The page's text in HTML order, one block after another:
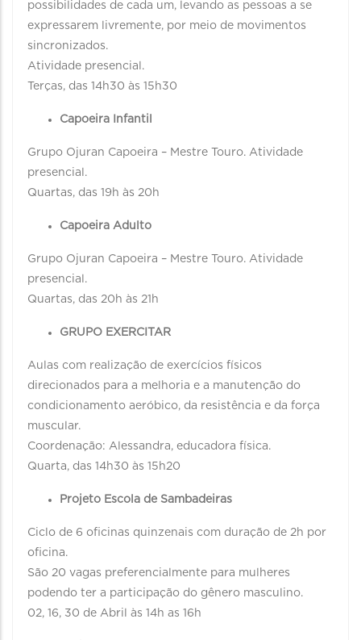
possibilidades de cada um, levando as pessoas a se
expressarem livremente, por meio de movimentos
sincronizados.
Atividade presencial.
Terças, das 14h30 às 15h30
Capoeira Infantil
Grupo Ojuran Capoeira – Mestre Touro. Atividade
presencial.
Quartas, das 19h às 20h
Capoeira Adulto
Grupo Ojuran Capoeira – Mestre Touro. Atividade
presencial.
Quartas, das 20h às 21h
GRUPO EXERCITAR
Aulas com realização de exercícios físicos
direcionados para a melhoria e a manutenção do
condicionamento aeróbico, da resistência e da força
muscular.
Coordenação: Alessandra, educadora física.
Quarta, das 14h30 às 15h20
Projeto Escola de Sambadeiras
Ciclo de 6 oficinas quinzenais com duração de 2h por
oficina.
São 20 vagas preferencialmente para mulheres
podendo ter a participação do gênero masculino.
02, 16, 30 de Abril às 14h as 16h